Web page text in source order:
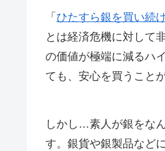
「 ひたすら銀を買い続
とは経済危機に対して
の価値が極端に減るハ
ても、安心を買うこと
しかし…素人が銀をな
す。銀貨や銀製品など